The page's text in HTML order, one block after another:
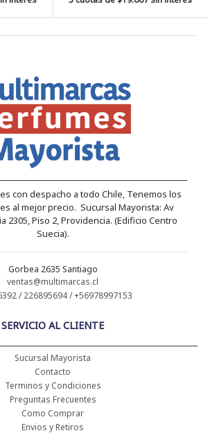
con despacho a todo Chile, Tenemos los
al mejor precio. Sucursal Mayorista: Av
2305, Piso 2, Providencia. (Edificio Centro
Suecia).
Gorbea 2635 Santiago
ventas@multimarcas.cl
/ 226895694 / +56978997153
SERVICIO AL CLIENTE
Sucursal Mayorista
Contacto
Terminos y Condiciones
Preguntas Frecuentes
Como Comprar
Envios y Retiros